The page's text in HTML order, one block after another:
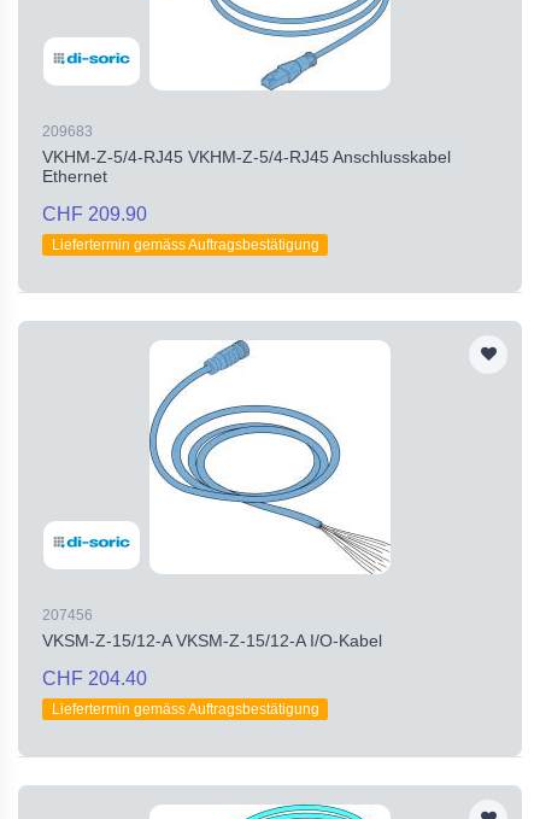
209683
VKHM-Z-5/4-RJ45 VKHM-Z-5/4-RJ45 Anschlusskabel
Ethernet
CHF 209.90
Liefertermin gemäss Auftragsbestätigung
207456
VKSM-Z-15/12-A VKSM-Z-15/12-A I/O-Kabel
CHF 204.40
Liefertermin gemäss Auftragsbestätigung